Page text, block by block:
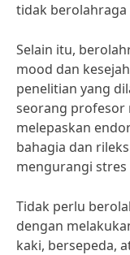
tidak berolahraga
Selain itu,
mood dan
penelitian yang
seorang profesor
melepaskan
bahagia dan
mengurangi stres
Tidak perlu
dengan
kaki, bersepeda,